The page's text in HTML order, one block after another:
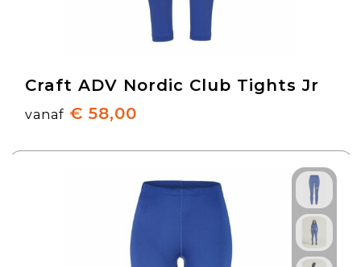
Craft ADV Nordic Club Tights Jr
vanaf € 58,00